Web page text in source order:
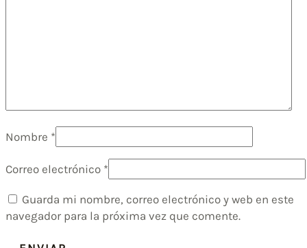
Nombre *
Correo electrónico *
Guarda mi nombre, correo electrónico y web en este
navegador para la próxima vez que comente.